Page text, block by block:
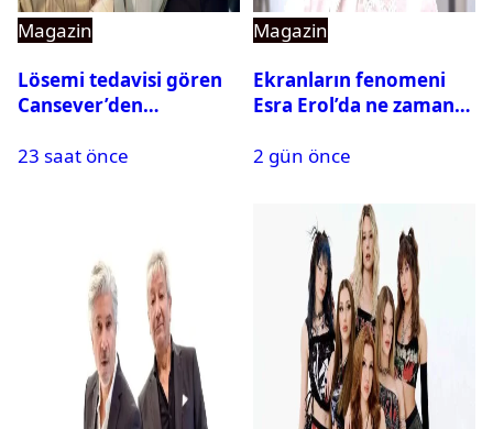
Magazin
Lösemi tedavisi gören
Cansever’den
23 saat önce
Magazin
Ekranların fenomeni
Esra Erol’da ne zaman
2 gün önce